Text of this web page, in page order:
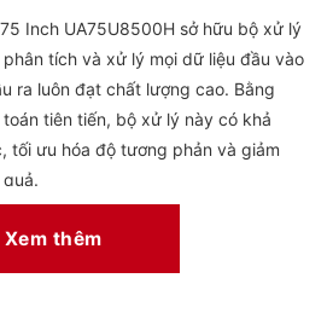
Inch UA75U8500H sở hữu bộ xử lý
tích và xử lý mọi dữ liệu đầu vào
ra luôn đạt chất lượng cao. Bằng
tiên tiến, bộ xử lý này có khả
tối ưu hóa độ tương phản và giảm
Xem thêm